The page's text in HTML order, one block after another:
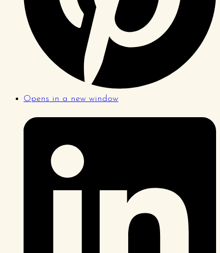
Opens in a new window